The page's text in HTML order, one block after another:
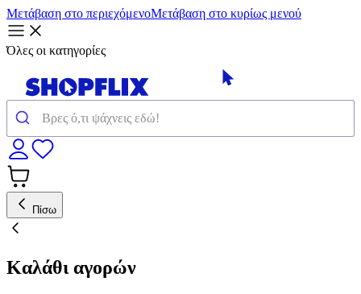
Μετάβαση στο περιεχόμενοΜετάβαση στο κυρίως μενού
Όλες οι κατηγορίες
Πίσω
Καλάθι αγορών